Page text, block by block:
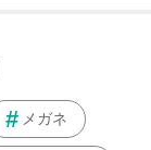
メガネ